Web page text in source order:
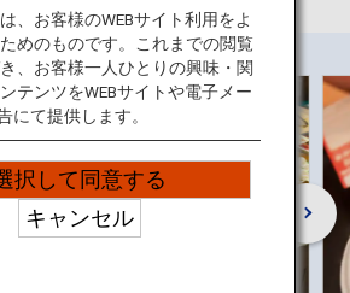
、お客様のWEBサイト利用をよ
めのものです。これまでの閲覧
、お客様一人ひとりの興味・関
テンツをWEBサイトや電子メー
にて提供します。
択して同意する
キャンセル